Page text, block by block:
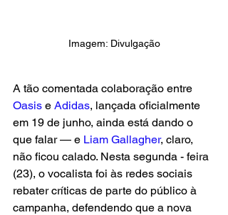
Imagem: Divulgação
A tão comentada colaboração entre
Oasis e Adidas, lançada oficialmente
em 19 de junho, ainda está dando o
que falar — e Liam Gallagher, claro,
não ficou calado. Nesta segunda - feira
(23), o vocalista foi às redes sociais
rebater críticas de parte do público à
campanha, defendendo que a nova